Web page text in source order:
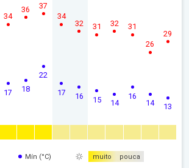
17
34
18
36
22
37
17
34
16
32
15
31
14
32
16
31
14
26
13
29
Mín (°C) muito pouca